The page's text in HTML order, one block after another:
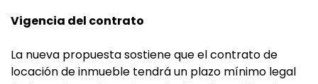
Vigencia del contrato
La nueva propuesta sostiene que el contrato de
locación de inmueble tendrá un plazo mínimo legal